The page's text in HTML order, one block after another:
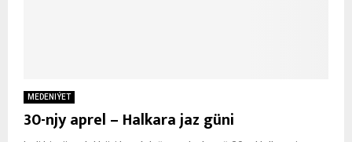
MEDENIÝET
30-njy aprel – Halkara jaz güni